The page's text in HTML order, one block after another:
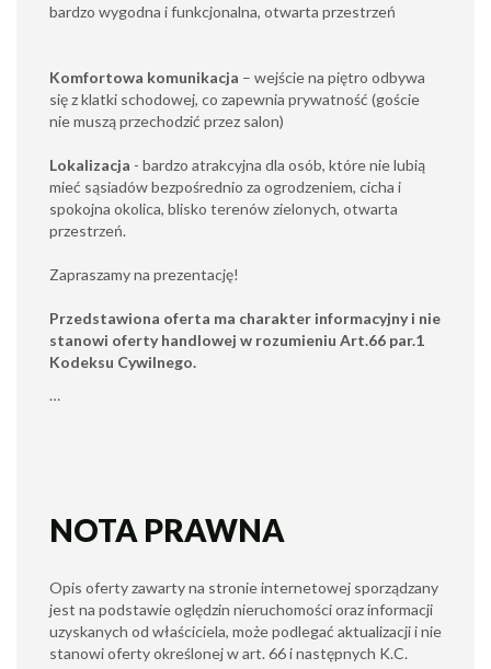
bardzo wygodna i funkcjonalna, otwarta przestrzeń
Komfortowa komunikacja – wejście na piętro odbywa
się z klatki schodowej, co zapewnia prywatność (goście
nie muszą przechodzić przez salon)
Lokalizacja - bardzo atrakcyjna dla osób, które nie lubią
mieć sąsiadów bezpośrednio za ogrodzeniem, cicha i
spokojna okolica, blisko terenów zielonych, otwarta
przestrzeń.
Zapraszamy na prezentację!
Przedstawiona oferta ma charakter informacyjny i nie
stanowi oferty handlowej w rozumieniu Art.66 par.1
Kodeksu Cywilnego.
…
NOTA PRAWNA
Opis oferty zawarty na stronie internetowej sporządzany
jest na podstawie oględzin nieruchomości oraz informacji
uzyskanych od właściciela, może podlegać aktualizacji i nie
stanowi oferty określonej w art. 66 i następnych K.C.